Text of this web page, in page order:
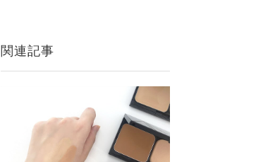
関連記事